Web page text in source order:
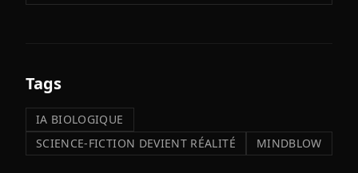
Tags
IA BIOLOGIQUE
SCIENCE-FICTION DEVIENT RÉALITÉ
MINDBLOW